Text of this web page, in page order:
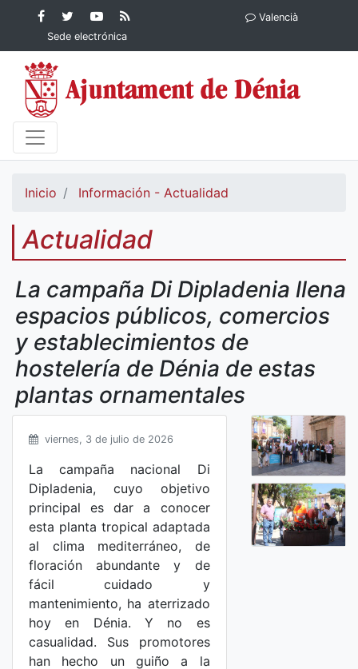
Contenido principalFacebook
Ayuntamiento de
Dénia
Ayuntamiento
de Dénia
YouTube
Ayuntamiento
de Dénia
Ayuntamiento
Sede electrónica
Valencià
Inicio Información - Actualidad
Actualidad
La campaña Di Dipladenia llena
espacios públicos, comercios
y establecimientos de
hostelería de Dénia de estas
plantas ornamentales
viernes, 3 de julio de 2026
La campaña nacional Di
Dipladenia, cuyo objetivo
principal es dar a conocer
esta planta tropical adaptada
al clima mediterráneo, de
floración abundante y de
fácil cuidado y
mantenimiento, ha aterrizado
hoy en Dénia. Y no es
casualidad. Sus promotores
han hecho un guiño a la